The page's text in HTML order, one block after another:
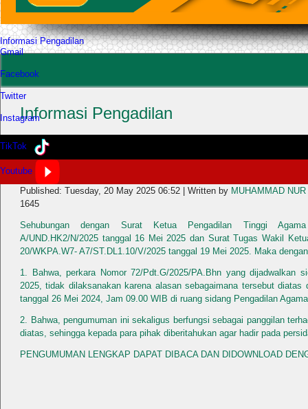
Informasi Pengadilan
Gmail
Facebook
Twitter
Instagram
TikTok
Youtube
Informasi Pengadilan
Pengumuman Penundaan Sidang Perkara
Published: Tuesday, 20 May 2025 06:52 Written by MUHAMMAD
1645
Sehubungan dengan Surat Ketua Pengadilan Tinggi
A/UND.HK2/N/2025 tanggal 16 Mei 2025 dan Surat Tugas Wakil
20/WKPA.W7- A7/ST.DL1.10/V/2025 tanggal 19 Mei 2025. Maka
1. Bahwa, perkara Nomor 72/Pdt.G/2025/PA.Bhn yang dijadwalkan
2025, tidak dilaksanakan karena alasan sebagaimana tersebut
tanggal 26 Mei 2024, Jam 09.00 WIB di ruang sidang Pengadilan
2. Bahwa, pengumuman ini sekaligus berfungsi sebagai panggilan
diatas, sehingga kepada para pihak diberitahukan agar hadir pada
PENGUMUMAN LENGKAP DAPAT DIBACA DAN DIDOWNLOAD